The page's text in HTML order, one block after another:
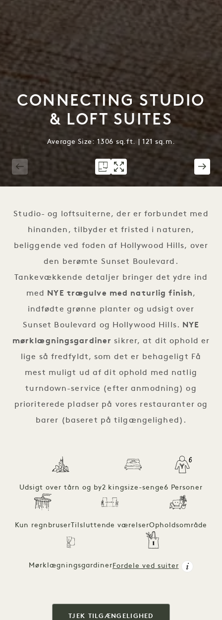
CONNECTING STUDIO
& LOFT SUITES
Average Size: 1306 sq.ft. | 121 sq.m.
Studio- og loftsuiterne, der er forbundet med
hinanden, tilbyder et fristed i naturen,
beliggende ved foden af Hollywood Hills, over
den berømte Sunset Boulevard.
Tankevækkende detaljer bringer det ydre ind
med
NYE trægulve med naturlig finish,
indfødte grønne planter og udsigt over
Sunset Boulevard og Hollywood Hills.
NYE
mørklægningsgardiner sikrer, at dit ophold er
lige så fredfyldt, som det er behageligt Få
mest muligt ud af dit ophold med natlig
turndown-service (efter anmodning) og
prioriterede pladser på vores restauranter og
barer (baseret på tilgængelighed).
Udsigt over tårn og by2 kingsize-senge6 Personer
Kun regnbruser Tilsluttende værelserOpholdsområde
MørklægningsgardinerFordele ved suiter
TJEK TILGÆNGELIGHED